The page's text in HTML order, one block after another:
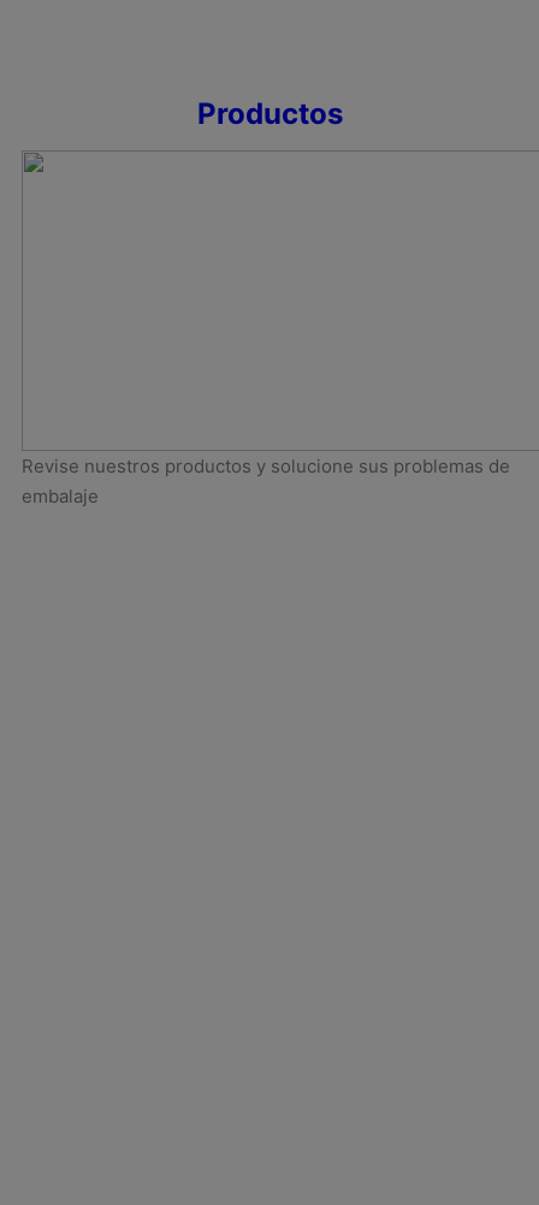
Productos
Revise nuestros productos y solucione sus problemas de
embalaje